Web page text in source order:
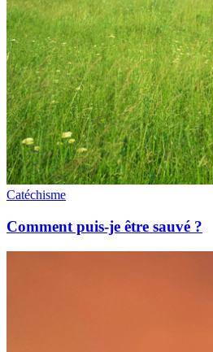
Catéchisme
Comment puis-je être sauvé ?